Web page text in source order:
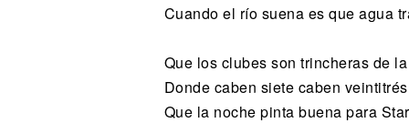
Cuando el río suena es que agua
Que los clubes son trincheras de
Donde caben siete caben veintitrés
Que la noche pinta buena para